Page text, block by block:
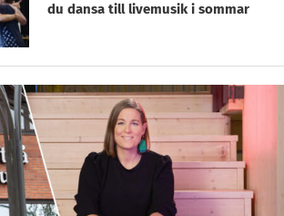
du dansa till livemusik i sommar